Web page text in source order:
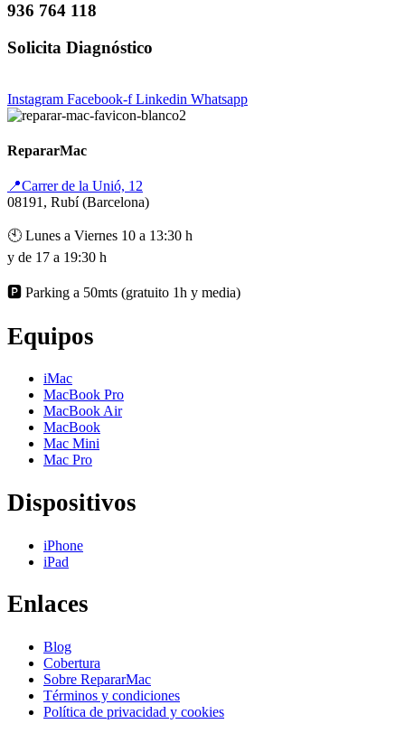
936 764 118
Solicita Diagnóstico
Instagram Facebook-f Linkedin Whatsapp
RepararMac
📍Carrer de la Unió, 12
08191, Rubí (Barcelona)
🕙 Lunes a Viernes 10 a 13:30 h
y de 17 a 19:30 h
🅿️ Parking a 50mts (gratuito 1h y media)
Equipos
iMac
MacBook Pro
MacBook Air
MacBook
Mac Mini
Mac Pro
Dispositivos
iPhone
iPad
Enlaces
Blog
Cobertura
Sobre RepararMac
Términos y condiciones
Política de privacidad y cookies